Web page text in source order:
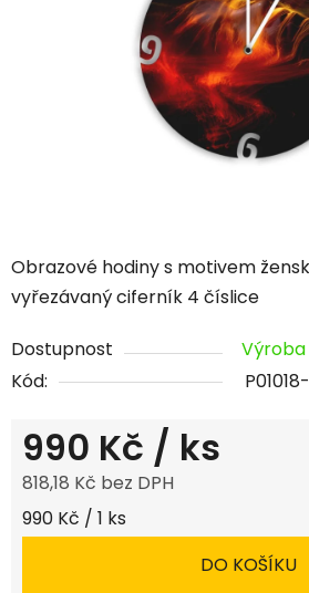
Obrazové hodiny s motivem
vyřezávaný ciferník 4 číslice
Dostupnost
Výroba
Kód:
990 Kč / ks
818,18 Kč bez DPH
Měrná cena:
990 Kč / 1 ks
DO KOŠÍKU